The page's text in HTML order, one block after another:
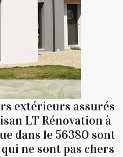
extérieurs assurés
LT Rénovation à
dans le 56380 sont
ne sont pas chers